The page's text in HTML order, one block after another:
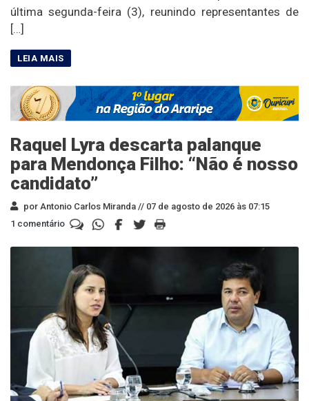
última segunda-feira (3), reunindo representantes de
[…]
Raquel Lyra descarta palanque
para Mendonça Filho: “Não é nosso
candidato”
por Antonio Carlos Miranda // 07 de agosto de 2026 às 07:15
1 comentário